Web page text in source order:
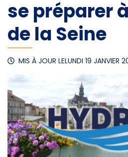
se préparer
de la Seine
MIS À JOUR LELUNDI 19 JANVIER